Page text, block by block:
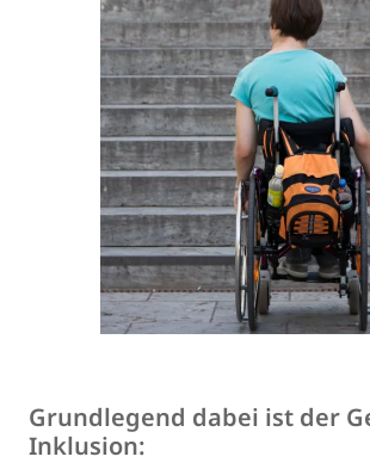
Grundlegend dabei ist der
Inklusion: